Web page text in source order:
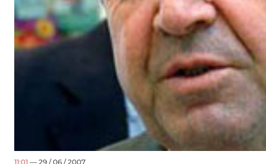
11:01 — 29 / 06 / 2007